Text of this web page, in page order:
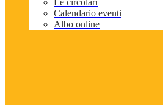
Le circolari
Calendario eventi
Albo online